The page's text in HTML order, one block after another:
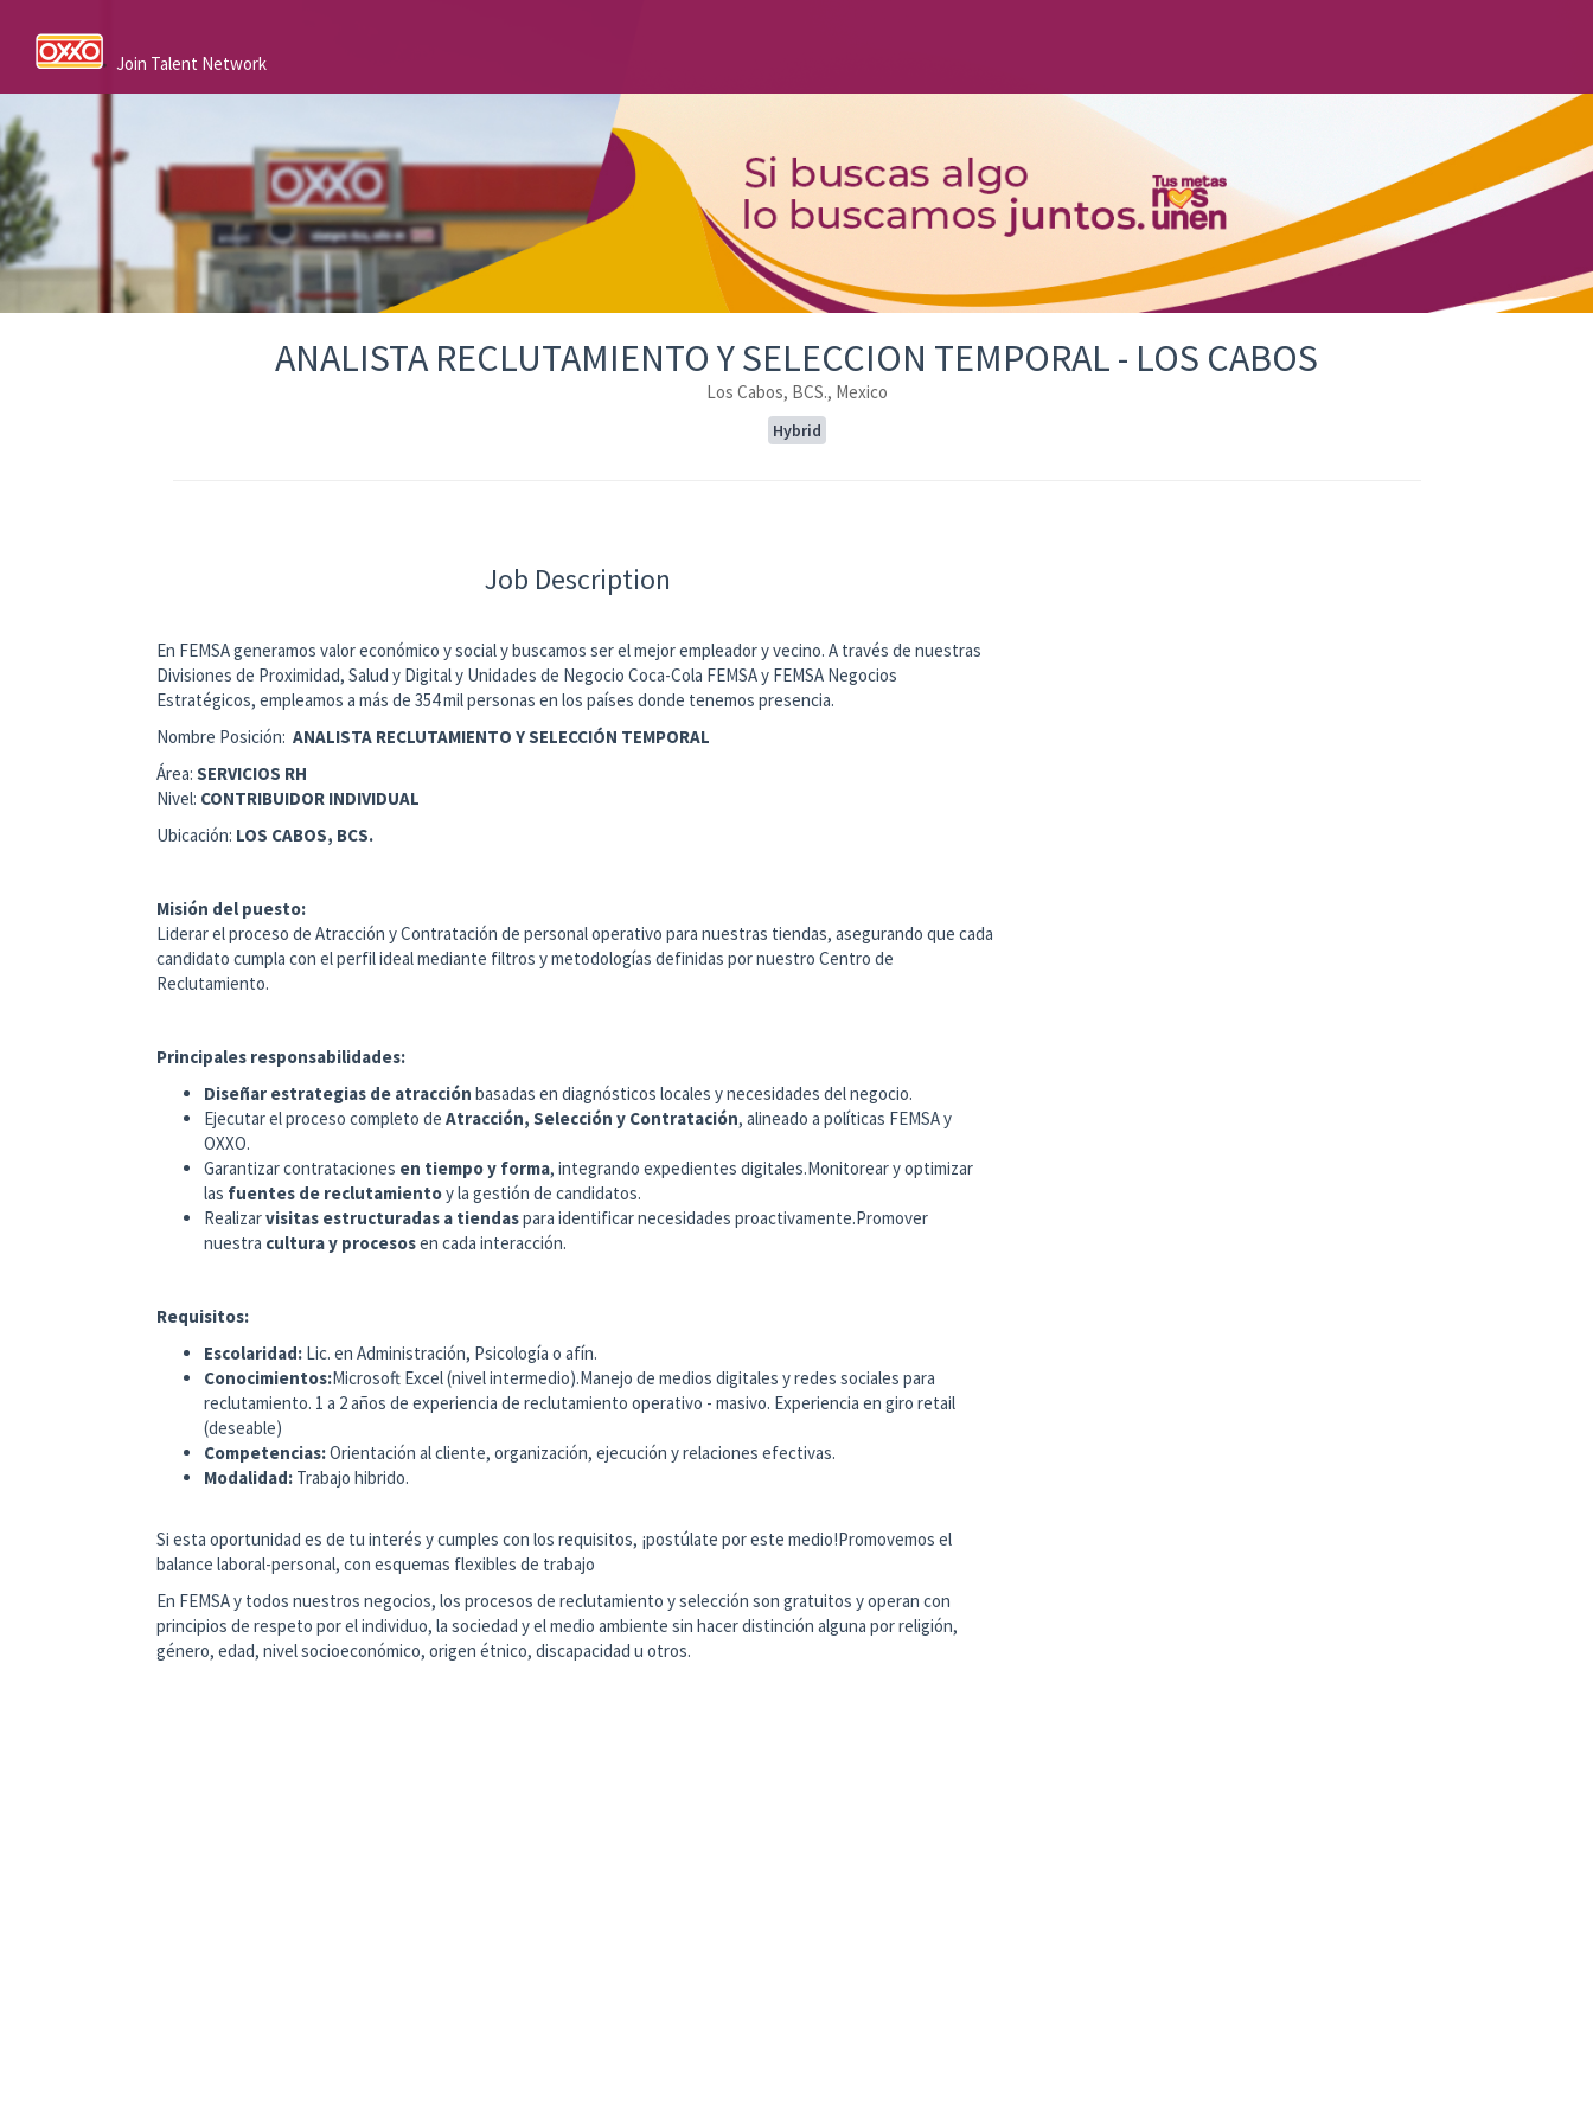
Join Talent Network
ANALISTA RECLUTAMIENTO Y SELECCION TEMPORAL - LOS CABOS
Los Cabos, BCS., Mexico
Hybrid
Job Description
En FEMSA generamos valor económico y social y buscamos ser el mejor empleador y vecino. A través de nuestras
Divisiones de Proximidad, Salud y Digital y Unidades de Negocio Coca-Cola FEMSA y FEMSA Negocios
Estratégicos, empleamos a más de 354 mil personas en los países donde tenemos presencia.
Nombre Posición: ANALISTA RECLUTAMIENTO Y SELECCIÓN TEMPORAL
Área: SERVICIOS RH
Nivel: CONTRIBUIDOR INDIVIDUAL
Ubicación: LOS CABOS, BCS.
Misión del puesto:
Liderar el proceso de Atracción y Contratación de personal operativo para nuestras tiendas, asegurando que cada
candidato cumpla con el perfil ideal mediante filtros y metodologías definidas por nuestro Centro de
Reclutamiento.
Principales responsabilidades:
Diseñar estrategias de atracción basadas en diagnósticos locales y necesidades del negocio.
Ejecutar el proceso completo de Atracción, Selección y Contratación, alineado a políticas FEMSA y
OXXO.
Garantizar contrataciones en tiempo y forma, integrando expedientes digitales.Monitorear y optimizar
las fuentes de reclutamientoy la gestión de candidatos.
Realizarvisitas estructuradas a tiendaspara identificar necesidades proactivamente.Promover
nuestra cultura y procesosen cada interacción.
Requisitos:
Escolaridad: Lic. en Administración, Psicología o afín.
Conocimientos:Microsoft Excel (nivel intermedio).Manejo de medios digitales y redes sociales para
reclutamiento. 1 a 2 años de experiencia de reclutamiento operativo - masivo. Experiencia en giro retail
(deseable)
Competencias:Orientación al cliente, organización, ejecución y relaciones efectivas.
Modalidad: Trabajo hibrido.
Si esta oportunidad es de tu interés y cumples con los requisitos, ¡postúlate por este medio!Promovemos el
balance laboral-personal, con esquemas flexibles de trabajo
En FEMSA y todos nuestros negocios, los procesos de reclutamiento y selección son gratuitos y operan con
principios de respeto por el individuo, la sociedad y el medio ambiente sin hacer distinción alguna por religión,
género, edad, nivel socioeconómico, origen étnico, discapacidad u otros.